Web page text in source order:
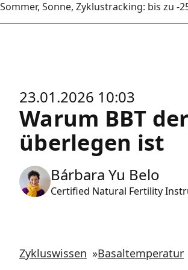
Sommer, Sonne, Zyklustracking: bis zu -
23.01.2026 10:03
Warum BBT
überlegen ist
Bárbara Yu Belo
Certified Natural Fertility
Zykluswissen »Basaltemperatur